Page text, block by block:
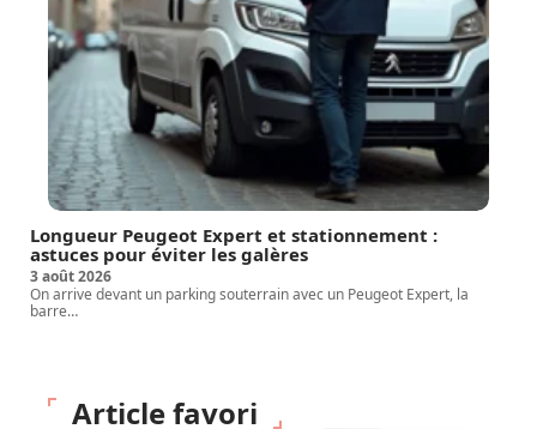
Longueur Peugeot Expert et stationnement :
astuces pour éviter les galères
3 août 2026
On arrive devant un parking souterrain avec un Peugeot Expert, la
barre…
Article favori